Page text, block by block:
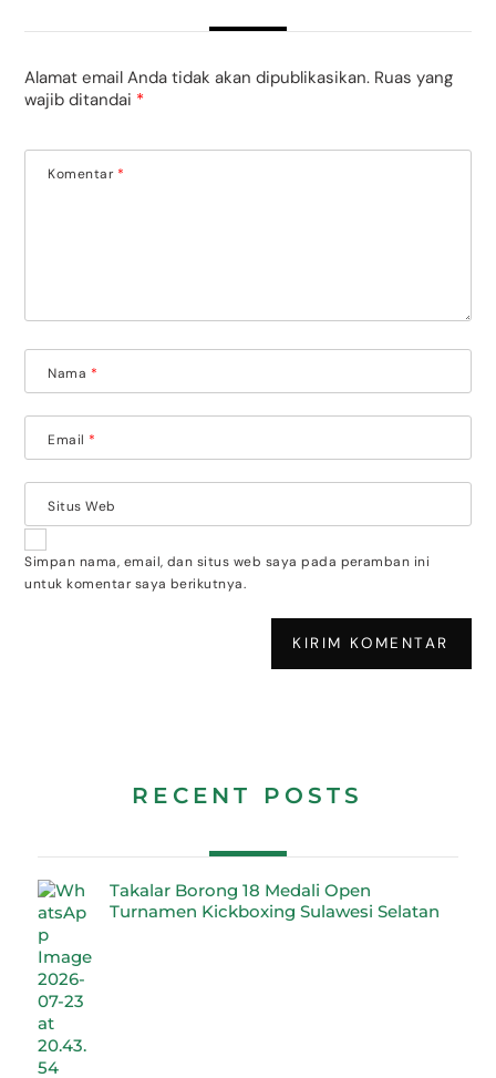
Alamat email Anda tidak akan dipublikasikan. Ruas yang
wajib ditandai *
Komentar *
Nama *
Email *
Situs Web
Simpan nama, email, dan situs web saya pada peramban ini
untuk komentar saya berikutnya.
RECENT POSTS
Takalar Borong 18 Medali Open
Turnamen Kickboxing Sulawesi Selatan